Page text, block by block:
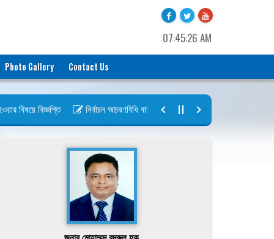
07:45:26 AM
Photo Gallery Contact Us
বিষয়ে বিজ্ঞপ্তি নির্বাচন আচরণবিধি বায়রা ২০২৬-২০২৮